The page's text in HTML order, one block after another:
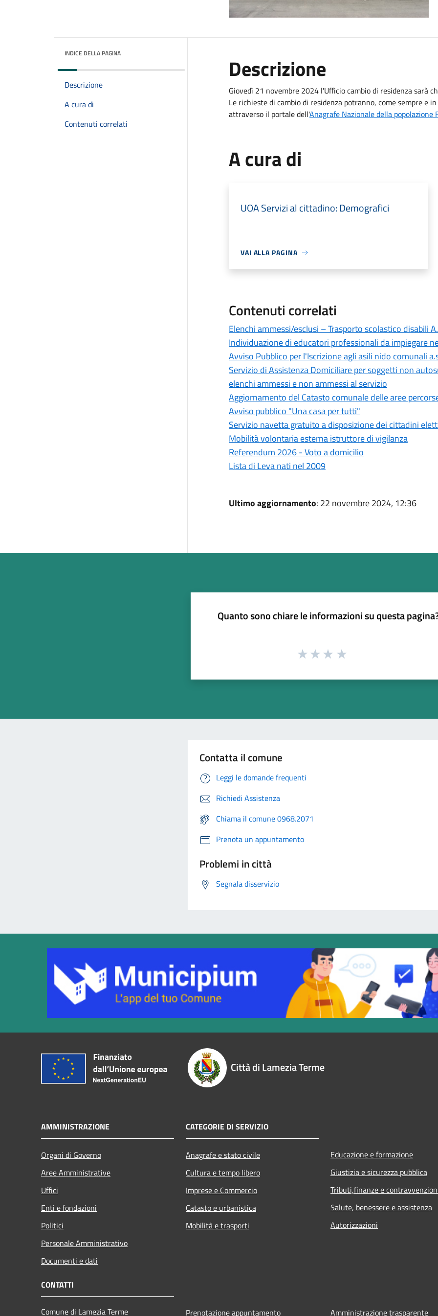
INDICE DELLA PAGINA
Descrizione
A cura di
Contenuti correlati
Descrizione
Giovedì 21 novembre 2024 l'Ufficio cambio di residenza sarà
Le richieste di cambio di residenza potranno, come sempre e
attraverso il portale dell'Anagrafe Nazionale della popolazione
A cura di
UOA Servizi al cittadino: Demografici
VAI ALLA PAGINA
Contenuti correlati
Elenchi ammessi/esclusi – Trasporto scolastico disabili
Individuazione di educatori professionali da impiegare
Avviso Pubblico per l'Iscrizione agli asili nido comunali
Servizio di Assistenza Domiciliare per soggetti non
elenchi ammessi e non ammessi al servizio
Aggiornamento del Catasto comunale delle aree
Avviso pubblico "Una casa per tutti"
Servizio navetta gratuito a disposizione dei cittadini
Mobilità volontaria esterna istruttore di vigilanza
Referendum 2026 - Voto a domicilio
Lista di Leva nati nel 2009
Ultimo aggiornamento: 22 novembre 2024, 12:36
Quanto sono chiare le informazioni su questa
Contatta il comune
Leggi le domande frequenti
Richiedi Assistenza
Chiama il comune 0968.2071
Prenota un appuntamento
Problemi in città
Segnala disservizio
Città di Lamezia Terme
AMMINISTRAZIONE
Organi di Governo
Aree Amministrative
Uffici
Enti e fondazioni
Politici
Personale Amministrativo
Documenti e dati
CATEGORIE DI SERVIZIO
Anagrafe e stato civile
Cultura e tempo libero
Imprese e Commercio
Catasto e urbanistica
Mobilità e trasporti
Educazione e formazione
Giustizia e sicurezza pubblica
Tributi,finanze e
Salute, benessere e assistenza
Autorizzazioni
CONTATTI
Comune di Lamezia Terme Prenotazione appuntamento Amministrazione trasparente